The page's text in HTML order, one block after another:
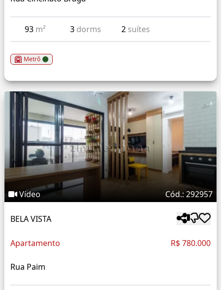
93 m² 3 dorms 2 suítes
Metrô
Vídeo Cód.: 292957
BELA VISTA
Apartamento R$ 780.000
Rua Paim